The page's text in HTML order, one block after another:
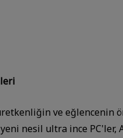
ve eğlencenin
nesil ultra ince PC'ler,